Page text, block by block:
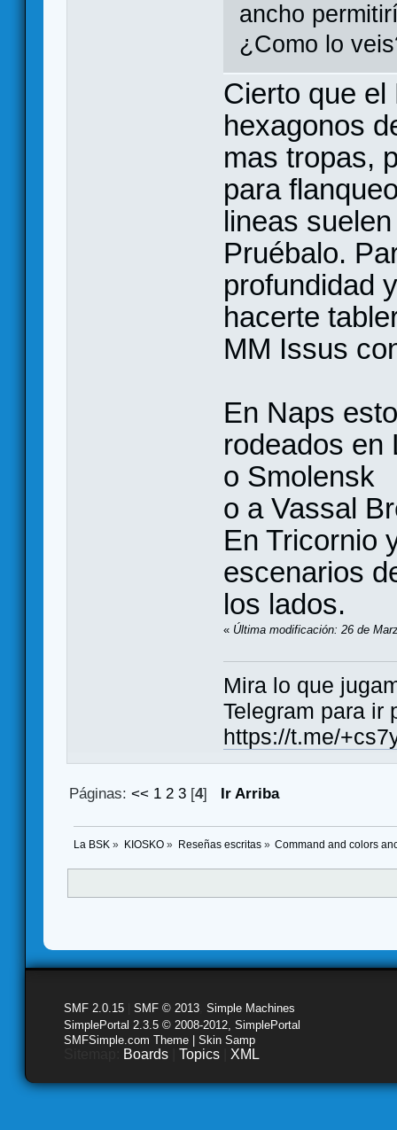
ancho
¿Como lo
Cierto que
hexagonos
mas tropas,
para
lineas
Pruébalo.
profundidad
hacerte
MM Issus
En Naps
rodeados en
o Smolensk
o a Vassal
En Tricornio
escenarios
los lados.
« Última modificación: 26 de
Mira lo que
Telegram para ir
https://t.me/
Páginas:<< 1 2 3 [4] Ir Arriba
La BSK » KIOSKO» Reseñas escritas» Command and colors
SMF 2.0.15 SMF © 2013 Simple Machines
SimplePortal 2.3.5 © 2008-2012, SimplePortal
SMFSimple.com Theme | Skin Samp
Boards Topics XML